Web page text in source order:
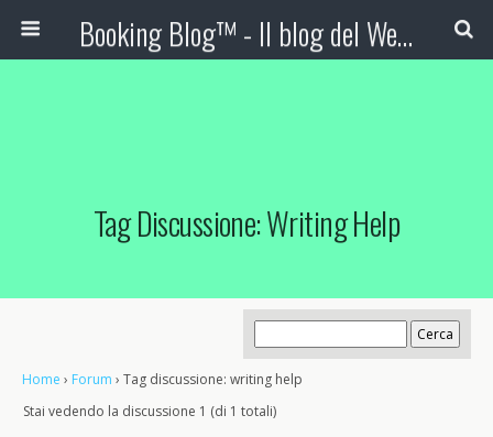
Booking Blog™ - Il blog del Web Marketing Turistico
Tag Discussione: Writing Help
Home › Forum › Tag discussione: writing help
Stai vedendo la discussione 1 (di 1 totali)